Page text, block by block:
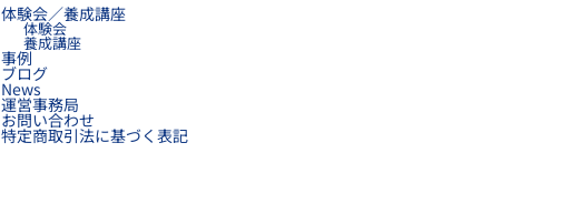
体験会／養成講座
体験会
養成講座
事例
ブログ
News
運営事務局
お問い合わせ
特定商取引法に基づく表記